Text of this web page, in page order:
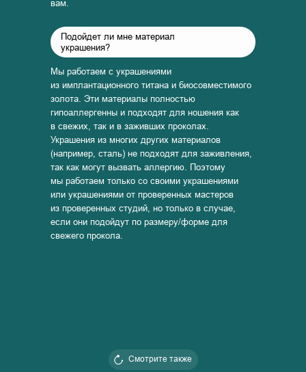
вам.
Подойдет ли мне материал
украшения?
Мы работаем с украшениями
из имплантационного титана и биосовместимого
золота. Эти материалы полностью
гипоаллергенны и подходят для ношения как
в свежих, так и в заживших проколах.
Украшения из многих других материалов
(например, сталь) не подходят для заживления,
так как могут вызвать аллергию. Поэтому
мы работаем только со своими украшениями
или украшениями от проверенных мастеров
из проверенных студий, но только в случае,
если они подойдут по размеру/форме для
свежего прокола.
Смотрите также